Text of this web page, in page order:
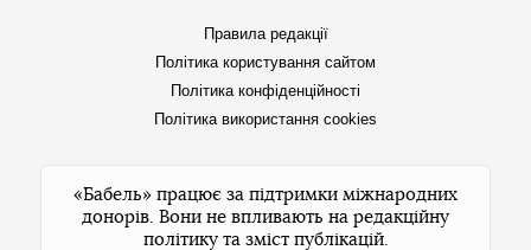
Правила редакції
Політика користування сайтом
Політика конфіденційності
Політика використання cookies
«Бабель» працює за підтримки міжнародних
донорів. Вони не впливають на редакційну
політику та зміст публікацій.